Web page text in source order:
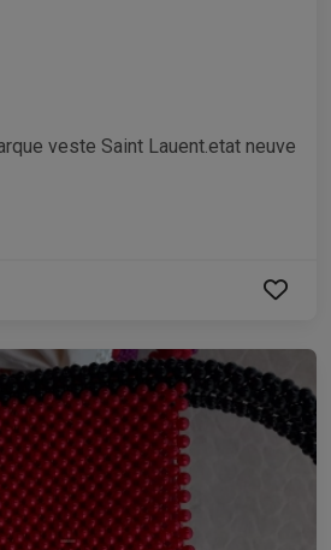
veste Saint Lauent.etat neuve